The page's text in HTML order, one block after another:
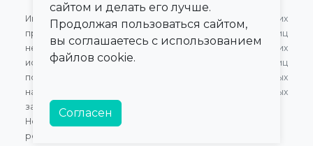
Информация,
представленная на сайте,
не может быть
использована для
постановки диагноза,
назначения лечения и не
заменяет прием врача.
Номер в Едином Реестре
российского ПО:
Оферта для Юридических
лиц
Оферта для Физических
лиц
Обработка персональных
данных
сайтом и делать его лучше.
Продолжая пользоваться сайтом,
вы соглашаетесь с использованием
файлов cookie.
Согласен